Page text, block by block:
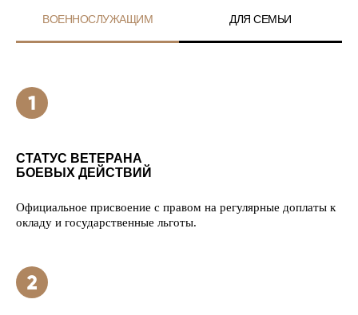
ВОЕННОСЛУЖАЩИМ ДЛЯ СЕМЬИ
СТАТУС ВЕТЕРАНА
БОЕВЫХ ДЕЙСТВИЙ
Официальное присвоение с правом на регулярные доплаты к
окладу и государственные льготы.